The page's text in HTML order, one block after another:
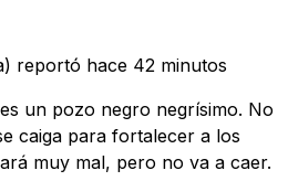
reportó hace 42 minutos
un pozo negro negrísimo. No
caiga para fortalecer a los
muy mal, pero no va a caer.